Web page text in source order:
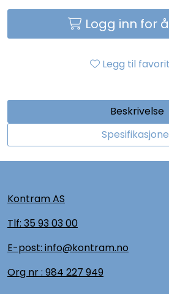
Logg inn for
Legg til
Beskrivelse
Kontram AS
Tlf: 35 93 03 00
E-post: info@kontram.no
Org nr : 984 227 949